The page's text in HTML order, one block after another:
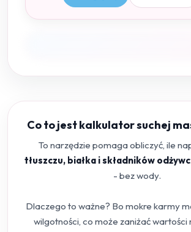
Co to jest kalkulator suchej
To narzędzie pomaga obliczyć, ile
tłuszczu, białka i składników
- bez wody.
Dlaczego to ważne? Bo mokre karmy
wilgotności, co może zaniżać wartości